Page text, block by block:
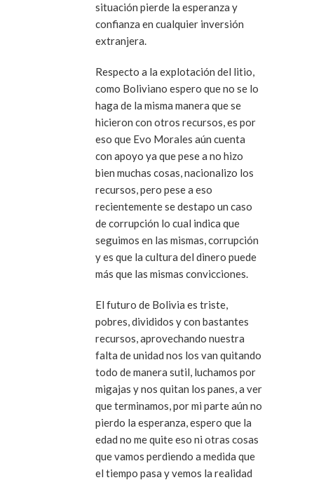
situación pierde la esperanza y
confianza en cualquier inversión
extranjera.
Respecto a la explotación del litio,
como Boliviano espero que no se lo
haga de la misma manera que se
hicieron con otros recursos, es por
eso que Evo Morales aún cuenta
con apoyo ya que pese a no hizo
bien muchas cosas, nacionalizo los
recursos, pero pese a eso
recientemente se destapo un caso
de corrupción lo cual indica que
seguimos en las mismas, corrupción
y es que la cultura del dinero puede
más que las mismas convicciones.
El futuro de Bolivia es triste,
pobres, divididos y con bastantes
recursos, aprovechando nuestra
falta de unidad nos los van quitando
todo de manera sutil, luchamos por
migajas y nos quitan los panes, a ver
que terminamos, por mi parte aún no
pierdo la esperanza, espero que la
edad no me quite eso ni otras cosas
que vamos perdiendo a medida que
el tiempo pasa y vemos la realidad